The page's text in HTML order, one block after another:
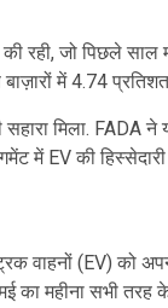
की रही, जो पिछले
में 4.74 प्रतिशत
मिला. FADA ने
में EV की
वाहनों (EV) को
महीना सभी तरह के